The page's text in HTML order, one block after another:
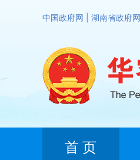
中国政府网 湖南省政府网
首 页